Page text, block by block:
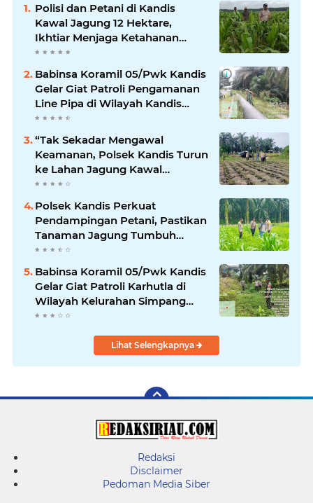
Polisi dan Petani di Kandis
Kawal Jagung 12 Hektare,
Ikhtiar Menjaga Ketahanan
Pangan
Babinsa Koramil 05/Pwk Kandis
Gelar Giat Patroli Pengamanan
Line Pipa di Wilayah Kandis
Kandis
“Tak Sekadar Mengawal
Keamanan, Polsek Kandis Turun
ke Lahan Jagung Kawal
Ketahanan Pangan
Polsek Kandis Perkuat
Pendampingan Petani, Pastikan
Tanaman Jagung Tumbuh
Optimal Dukung Swasembada
Pangan Nasional
Babinsa Koramil 05/Pwk Kandis
Gelar Giat Patroli Karhutla di
Wilayah Kelurahan Simpang
Belutu
Lihat Selengkapnya
Redaksi
Disclaimer
Pedoman Media Siber